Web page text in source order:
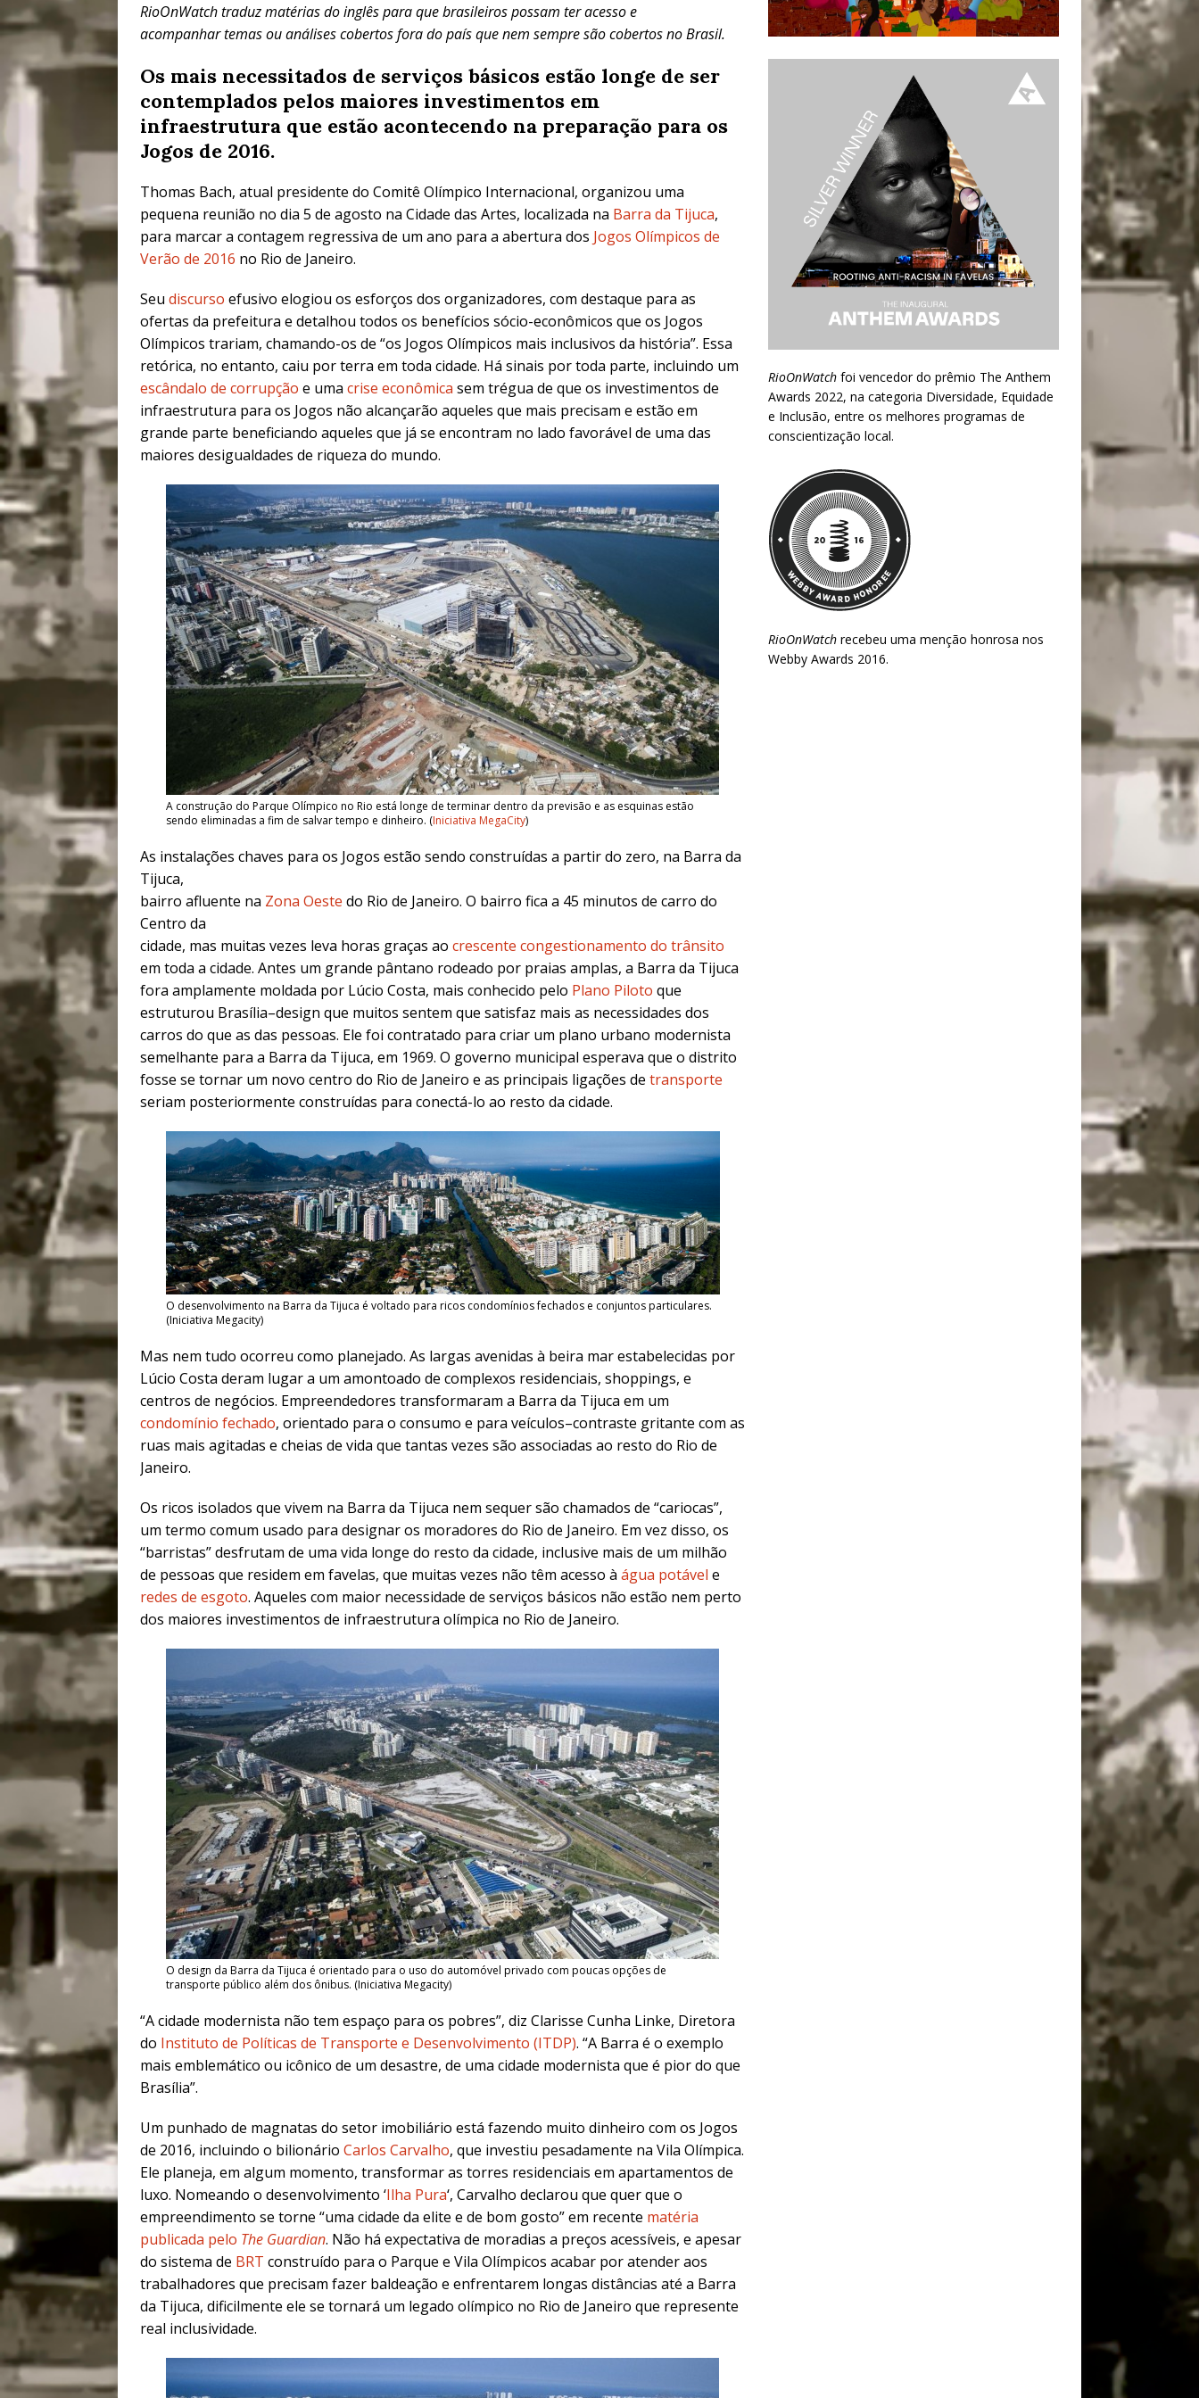
RioOnWatch traduz matérias do inglês para que brasileiros possam ter acesso e
acompanhar temas ou análises cobertos fora do país que nem sempre são cobertos no Brasil.
Os mais necessitados de serviços básicos estão longe de ser
contemplados pelos maiores investimentos em
infraestrutura que estão acontecendo na preparação para os
Jogos de 2016.
Thomas Bach, atual presidente do Comitê Olímpico Internacional, organizou uma
pequena reunião no dia 5 de agosto na Cidade das Artes, localizada na Barra da Tijuca,
para marcar a contagem regressiva de um ano para a abertura dos Jogos Olímpicos de
Verão de 2016 no Rio de Janeiro.
Seu discurso efusivo elogiou os esforços dos organizadores, com destaque para as
ofertas da prefeitura e detalhou todos os benefícios sócio-econômicos que os Jogos
Olímpicos trariam, chamando-os de “os Jogos Olímpicos mais inclusivos da história”. Essa
retórica, no entanto, caiu por terra em toda cidade. Há sinais por toda parte, incluindo um
escândalo de corrupção e uma crise econômica sem trégua de que os investimentos de
infraestrutura para os Jogos não alcançarão aqueles que mais precisam e estão em
grande parte beneficiando aqueles que já se encontram no lado favorável de uma das
maiores desigualdades de riqueza do mundo.
A construção do Parque Olímpico no Rio está longe de terminar dentro da previsão e as esquinas estão
sendo eliminadas a fim de salvar tempo e dinheiro. (Iniciativa MegaCity)
As instalações chaves para os Jogos estão sendo construídas a partir do zero, na Barra da
Tijuca,
bairro afluente na Zona Oeste do Rio de Janeiro. O bairro fica a 45 minutos de carro do
Centro da
cidade, mas muitas vezes leva horas graças ao crescente congestionamento do trânsito
em toda a cidade. Antes um grande pântano rodeado por praias amplas, a Barra da Tijuca
fora amplamente moldada por Lúcio Costa, mais conhecido pelo Plano Piloto que
estruturou Brasília–design que muitos sentem que satisfaz mais as necessidades dos
carros do que as das pessoas. Ele foi contratado para criar um plano urbano modernista
semelhante para a Barra da Tijuca, em 1969. O governo municipal esperava que o distrito
fosse se tornar um novo centro do Rio de Janeiro e as principais ligações de transporte
seriam posteriormente construídas para conectá-lo ao resto da cidade.
O desenvolvimento na Barra da Tijuca é voltado para ricos condomínios fechados e conjuntos particulares.
(Iniciativa Megacity)
Mas nem tudo ocorreu como planejado. As largas avenidas à beira mar estabelecidas por
Lúcio Costa deram lugar a um amontoado de complexos residenciais, shoppings, e
centros de negócios. Empreendedores transformaram a Barra da Tijuca em um
condomínio fechado, orientado para o consumo e para veículos–contraste gritante com as
ruas mais agitadas e cheias de vida que tantas vezes são associadas ao resto do Rio de
Janeiro.
Os ricos isolados que vivem na Barra da Tijuca nem sequer são chamados de “cariocas”,
um termo comum usado para designar os moradores do Rio de Janeiro. Em vez disso, os
“barristas” desfrutam de uma vida longe do resto da cidade, inclusive mais de um milhão
de pessoas que residem em favelas, que muitas vezes não têm acesso à água potável e
redes de esgoto. Aqueles com maior necessidade de serviços básicos não estão nem perto
dos maiores investimentos de infraestrutura olímpica no Rio de Janeiro.
O design da Barra da Tijuca é orientado para o uso do automóvel privado com poucas opções de
transporte público além dos ônibus. (Iniciativa Megacity)
“A cidade modernista não tem espaço para os pobres”, diz Clarisse Cunha Linke, Diretora
do Instituto de Políticas de Transporte e Desenvolvimento (ITDP). “A Barra é o exemplo
mais emblemático ou icônico de um desastre, de uma cidade modernista que é pior do que
Brasília”.
Um punhado de magnatas do setor imobiliário está fazendo muito dinheiro com os Jogos
de 2016, incluindo o bilionário Carlos Carvalho, que investiu pesadamente na Vila Olímpica.
Ele planeja, em algum momento, transformar as torres residenciais em apartamentos de
luxo. Nomeando o desenvolvimento ‘Ilha Pura‘, Carvalho declarou que quer que o
empreendimento se torne “uma cidade da elite e de bom gosto” em recente matéria
publicada pelo The Guardian. Não há expectativa de moradias a preços acessíveis, e apesar
do sistema de BRT construído para o Parque e Vila Olímpicos acabar por atender aos
trabalhadores que precisam fazer baldeação e enfrentarem longas distâncias até a Barra
da Tijuca, dificilmente ele se tornará um legado olímpico no Rio de Janeiro que represente
real inclusividade.
RioOnWatchfoi vencedor do prêmio The Anthem
Awards 2022, na categoria Diversidade, Equidade
e Inclusão, entre os melhores programas de
conscientização local.
RioOnWatchrecebeu uma menção honrosa nos
Webby Awards 2016.